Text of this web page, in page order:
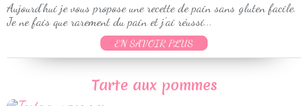
Aujourd'hui je vous propose une recette de pain sans gluten facile.
Je ne fais que rarement du pain et j'ai réussi...
EN SAVOIR PLUS
Tarte aux pommes